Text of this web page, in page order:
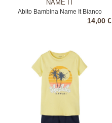
NAME IT
Abito Bambina Name It Bianco
14,00 €